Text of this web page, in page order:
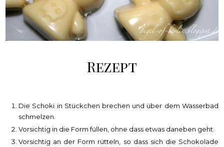
Rezept
Die Schoki in Stückchen brechen und über dem Wasserbad
schmelzen.
Vorsichtig in die Form füllen, ohne dass etwas daneben geht.
Vorsichtig an der Form rütteln, so dass sich die Schokolade